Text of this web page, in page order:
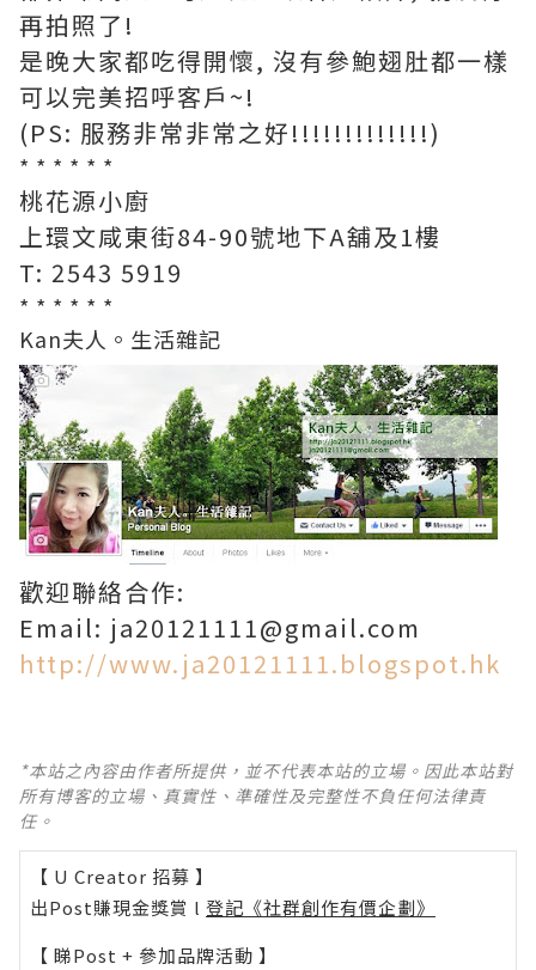
再拍照了!
是晚大家都吃得開懷, 沒有參鮑翅肚都一樣
可以完美招呼客戶~!
(PS: 服務非常非常之好!!!!!!!!!!!!!)
* * * * * *
桃花源小廚
上環文咸東街84-90號地下A舖及1樓
T: 2543 5919
* * * * * *
Kan夫人。生活雜記
歡迎聯絡合作:
Email: ja20121111@gmail.com
http://www.ja20121111.blogspot.hk
*本站之內容由作者所提供，並不代表本站的立場。因此本站對
所有博客的立場、真實性、準確性及完整性不負任何法律責
任。
【 U Creator 招募 】
出Post賺現金獎賞 l 登記《社群創作有價企劃》
【 睇Post + 參加品牌活動 】